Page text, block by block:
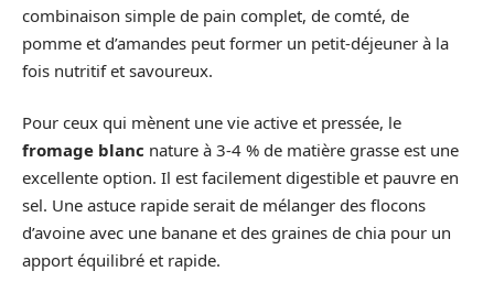
combinaison simple de pain complet, de comté, de
pomme et d’amandes peut former un petit-déjeuner à la
fois nutritif et savoureux.
Pour ceux qui mènent une vie active et pressée, le
fromage blanc nature à 3-4 % de matière grasse est une
excellente option. Il est facilement digestible et pauvre en
sel. Une astuce rapide serait de mélanger des flocons
d’avoine avec une banane et des graines de chia pour un
apport équilibré et rapide.